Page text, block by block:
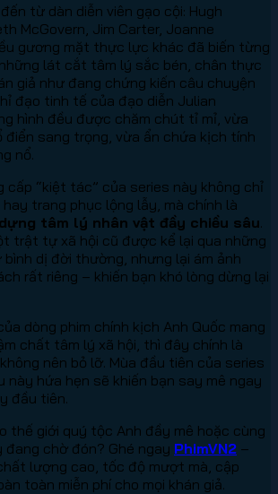
từ dàn diễn viên gạo cội: Hugh
McGovern, Jim Carter, Joanne
gương mặt thực lực khác đã biến từng
lát cắt tâm lý sắc bén, chân thực
giả như đang chứng kiến câu chuyện
đạo tinh tế của đạo diễn Julian
hình đều được chăm chút tỉ mỉ, vừa
sang trọng, vừa ẩn chứa kịch tính
nổ.
cấp “kiệt tác” của series này không chỉ
trang phục lộng lẫy, mà chính là
tâm lý nhân vật đầy chiều sâu.
trật tự xã hội cũ được kể lại qua những
dị đời thường, nhưng lại ám ảnh
rất riêng – khiến bạn khó lòng dừng lại
dòng phim chính kịch Anh Quốc mang
chất tâm lý xã hội, thì đây chính là
nên bỏ lỡ. Mùa đầu tiên của series
này hứa hẹn sẽ khiến bạn say mê ngay
đầu tiên.
thế giới quý tộc Anh đầy mê hoặc cùng
đang chờ đón? Ghé ngay PhimVN2 –
lượng cao, tốc độ mượt mà, cập
toàn miễn phí cho mọi khán giả.